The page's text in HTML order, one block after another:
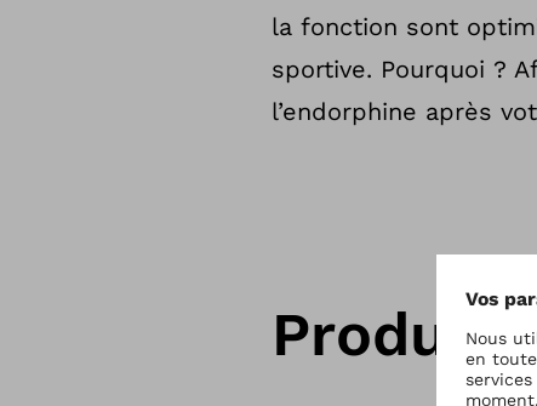
la fonction sont
sportive. Pourquoi ?
l’endorphine après
Produits